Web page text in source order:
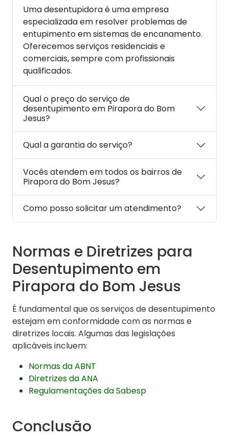
Uma desentupidora é uma empresa
especializada em resolver problemas de
entupimento em sistemas de encanamento.
Oferecemos serviços residenciais e
comerciais, sempre com profissionais
qualificados.
Qual o preço do serviço de
desentupimento em Pirapora do Bom
Jesus?
Qual a garantia do serviço?
Vocês atendem em todos os bairros de
Pirapora do Bom Jesus?
Como posso solicitar um atendimento?
Normas e Diretrizes para
Desentupimento em
Pirapora do Bom Jesus
É fundamental que os serviços de desentupimento
estejam em conformidade com as normas e
diretrizes locais. Algumas das legislações
aplicáveis incluem:
Normas da ABNT
Diretrizes da ANA
Regulamentações da Sabesp
Conclusão